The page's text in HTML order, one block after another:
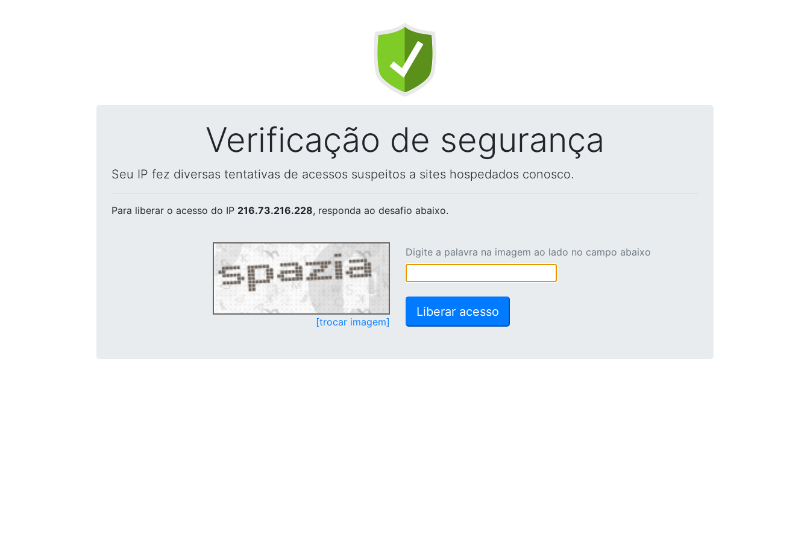
Verificação de segurança
Seu IP fez diversas tentativas de acessos suspeitos a sites hospedados conosco.
Para liberar o acesso do IP 216.73.216.228, responda ao desafio abaixo.
[trocar imagem]
Digite a palavra na imagem ao lado no campo abaixo